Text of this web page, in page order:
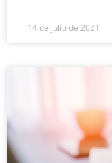
14 de julio de 2021